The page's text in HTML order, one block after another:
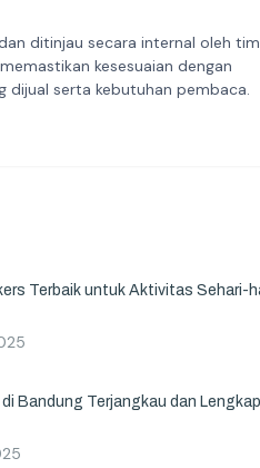
ditinjau secara internal oleh tim
kesesuaian dengan
dijual serta kebutuhan pembaca.
Terbaik untuk Aktivitas Sehari-
Bandung Terjangkau dan Lengkap